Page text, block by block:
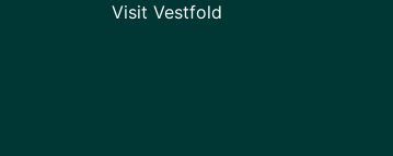
Visit Vestfold